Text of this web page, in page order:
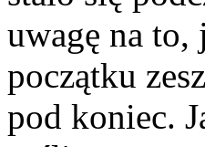
uwagę na to,
początku
pod koniec.